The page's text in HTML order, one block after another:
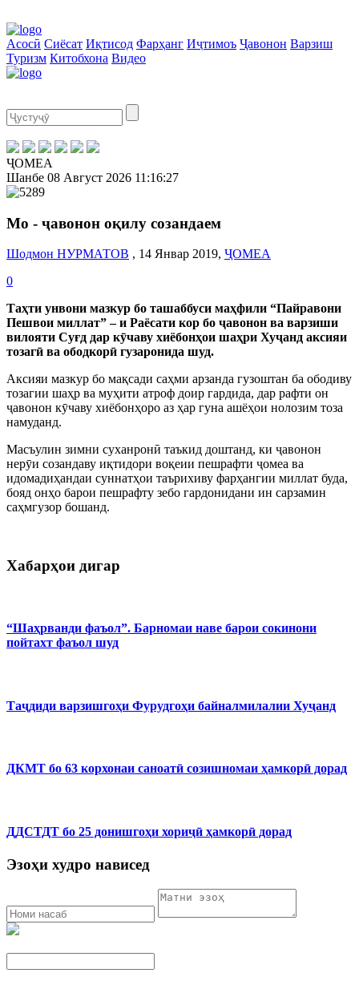
Асосӣ Сиёсат Иқтисод Фарҳанг Иҷтимоъ Ҷавонон Варзиш
Туризм Китобхона Видео
ҶОМЕА
Шанбе 08 Август 2026 11:16:28
Мо - ҷавонон оқилу созандаем
Шодмон НУРМАТОВ , 14 Январ 2019, ҶОМЕА
0
Таҳти унвони мазкур бо ташаббуси маҳфили “Пайравони
Пешвои миллат” – и Раёсати кор бо ҷавонон ва варзиши
вилояти Суғд дар кӯчаву хиёбонҳои шаҳри Хуҷанд аксияи
тозагӣ ва ободкорӣ гузаронида шуд.
Аксияи мазкур бо мақсади саҳми арзанда гузоштан ба ободиву
тозагии шаҳр ва муҳити атроф доир гардида, дар рафти он
ҷавонон кӯчаву хиёбонҳоро аз ҳар гуна ашёҳои нолозим тоза
намуданд.
Масъулин зимни суханронӣ таъкид доштанд, ки ҷавонон
нерӯи созандаву иқтидори воқеии пешрафти ҷомеа ва
идомадиҳандаи суннатҳои таърихиву фарҳангии миллат буда,
бояд онҳо барои пешрафту зебо гардонидани ин сарзамин
саҳмгузор бошанд.
Хабарҳои дигар
“Шаҳрванди фаъол”. Барномаи наве барои сокинони
пойтахт фаъол шуд
Таҷдиди варзишгоҳи Фурудгоҳи байналмилалии Хуҷанд
ДКМТ бо 63 корхонаи саноатӣ созишномаи ҳамкорӣ дорад
ДДСТДТ бо 25 донишгоҳи хориҷӣ ҳамкорӣ дорад
Эзоҳи худро нависед